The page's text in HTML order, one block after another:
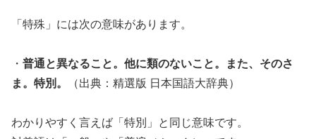
「特殊」には次の意味があります。
・ 普通と異なること。他に類のないこと。また、そのさ
ま。特別。
（出典：精選版 日本国語大辞典）
わかりやすく言えば「特別」と同じ意味です。